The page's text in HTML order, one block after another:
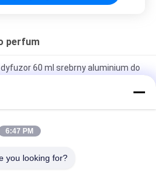
perfum
60 ml srebrny aluminium do
Perfum 12V EMF Bezwodny
Hotel Restaurant
6:47 PM
you looking for?